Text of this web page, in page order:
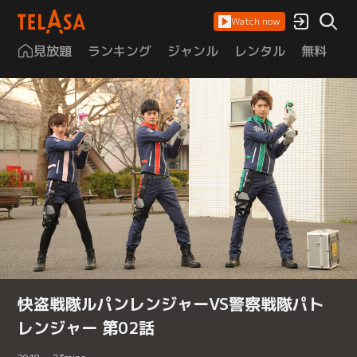
Watch now
見放題 ランキング ジャンル レンタル 無料
快盗戦隊ルパンレンジャーVS警察戦隊パト
レンジャー 第02話